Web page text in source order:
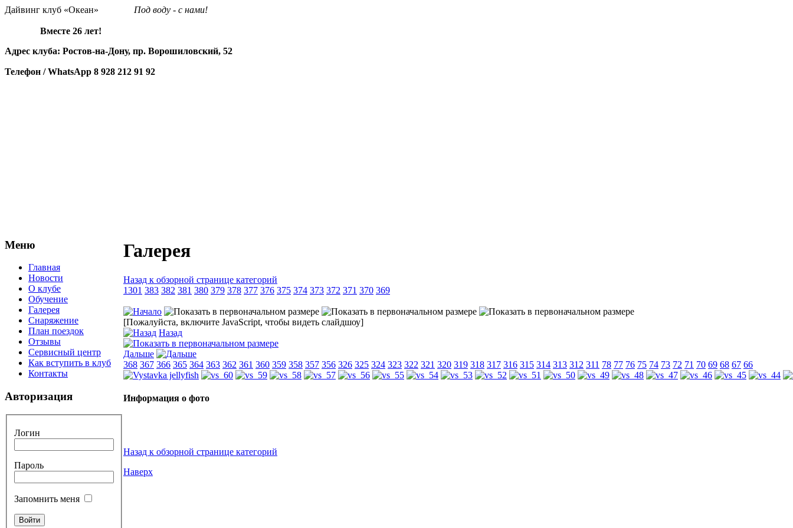
Дайвинг клуб «Океан» Под воду - с нами!
Вместе 26 лет!
Адрес клуба: Ростов-на-Дону, пр. Ворошиловский, 52
Телефон / WhatsApp 8 928 212 91 92
Меню
Главная
Новости
О клубе
Обучение
Галерея
Снаряжение
План поездок
Отзывы
Сервисный центр
Как вступить в клуб
Контакты
Авторизация
Логин
Пароль
Запомнить меня
Галерея
Назад к обзорной странице категорий
1301 383 382 381 380 379 378 377 376 375 374 373 372 371 370 369
[Пожалуйста, включите JavaScript, чтобы видеть слайдшоу]
Назад
Дальше
368 367 366 365 364 363 362 361 360 359 358 357 356 326 325 324 323 322 321 320 319 318 317 316 315 314 313 312 311 78 77 76 75 74 73 72 71 70 69 68 67 66
Информация о фото
Назад к обзорной странице категорий
Наверх